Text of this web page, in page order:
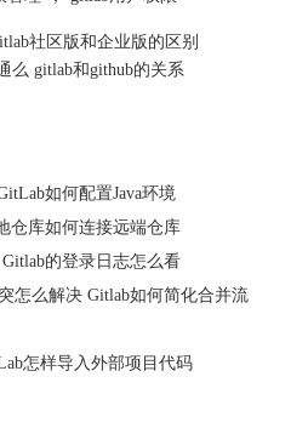
权限
指对特定项目或群组的
、成员管理、保护分支等
目或群组的创建者，或
。
社区版和企业版的区别
么 gitlab和github的关系
如何配置Java环境
仓库如何连接远端仓库
的登录日志怎么看
怎么解决 Gitlab如何简化合并流
怎样导入外部项目代码